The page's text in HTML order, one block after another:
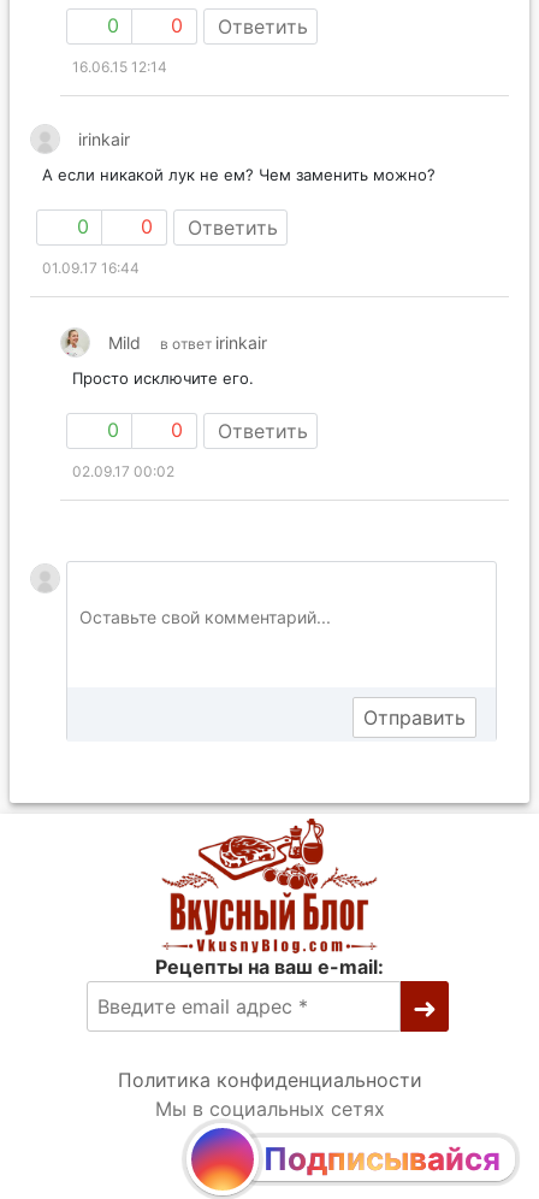
0 0 Ответить
16.06.15 12:14
irinkair
А если никакой лук не ем? Чем заменить можно?
0 0 Ответить
01.09.17 16:44
Mild в ответ irinkair
Просто исключите его.
0 0 Ответить
02.09.17 00:02
Рецепты на ваш e-mail:
Политика конфиденциальности
Мы в социальных сетях
Подписывайся